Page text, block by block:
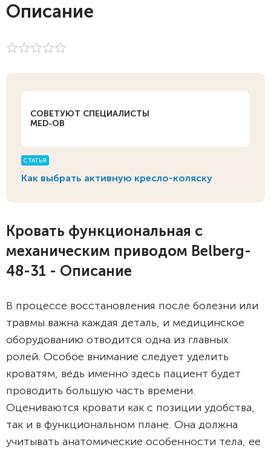
Описание
СОВЕТУЮТ СПЕЦИАЛИСТЫ
MED-OB
СТАТЬЯ
Как выбрать активную кресло-коляску
Кровать функциональная c
механическим приводом Belberg-
48-31 - Описание
В процессе восстановления после болезни или
травмы важна каждая деталь, и медицинское
оборудованию отводится одна из главных
ролей. Особое внимание следует уделить
кроватям, ведь именно здесь пациент будет
проводить большую часть времени.
Оцениваются кровати как с позиции удобства,
так и в функциональном плане. Она должна
учитывать анатомические особенности тела, ее